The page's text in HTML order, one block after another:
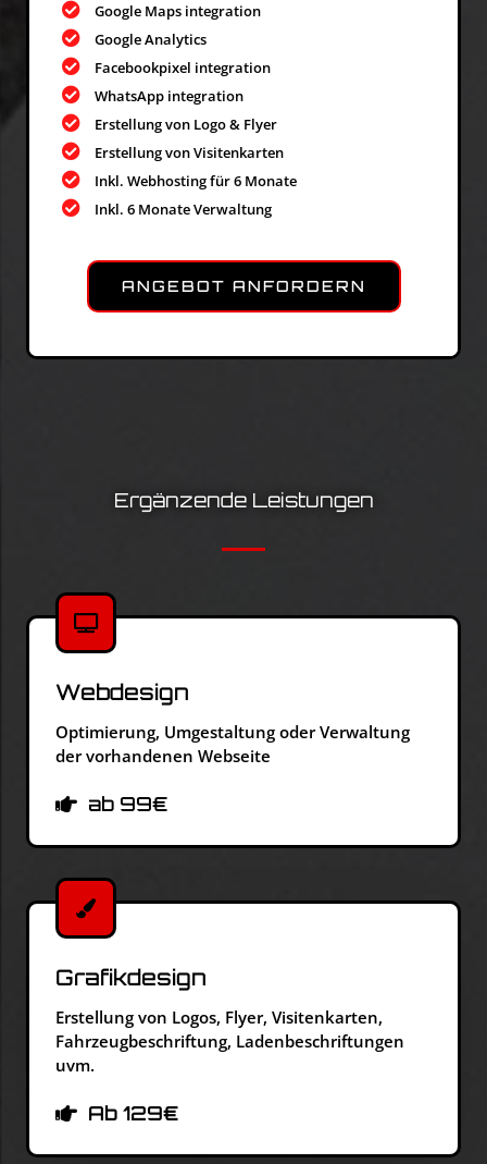
Google Maps integration
Google Analytics
Facebookpixel integration
WhatsApp integration
Erstellung von Logo & Flyer
Erstellung von Visitenkarten
Inkl. Webhosting für 6 Monate
Inkl. 6 Monate Verwaltung
ANGEBOT ANFORDERN
Ergänzende Leistungen
Webdesign
Optimierung, Umgestaltung oder Verwaltung
der vorhandenen Webseite
ab 99€
Grafikdesign
Erstellung von Logos, Flyer, Visitenkarten,
Fahrzeugbeschriftung, Ladenbeschriftungen
uvm.
Ab 129€